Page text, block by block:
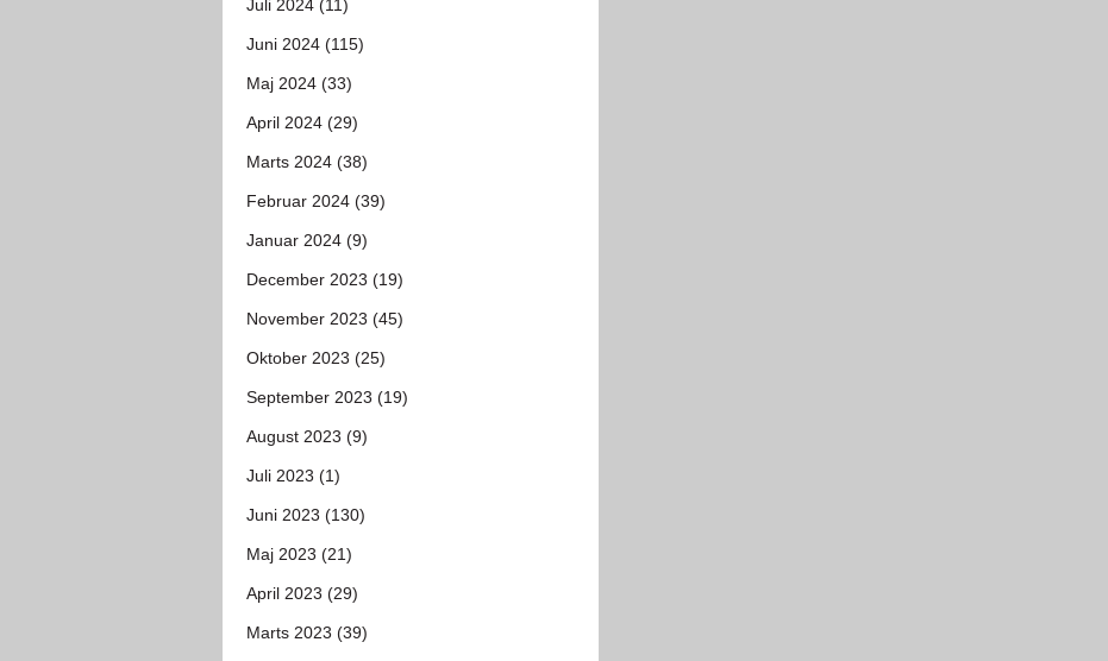
Juli 2024 (11)
Juni 2024 (115)
Maj 2024 (33)
April 2024 (29)
Marts 2024 (38)
Februar 2024 (39)
Januar 2024 (9)
December 2023 (19)
November 2023 (45)
Oktober 2023 (25)
September 2023 (19)
August 2023 (9)
Juli 2023 (1)
Juni 2023 (130)
Maj 2023 (21)
April 2023 (29)
Marts 2023 (39)